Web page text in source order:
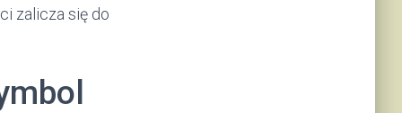
zalicza się do